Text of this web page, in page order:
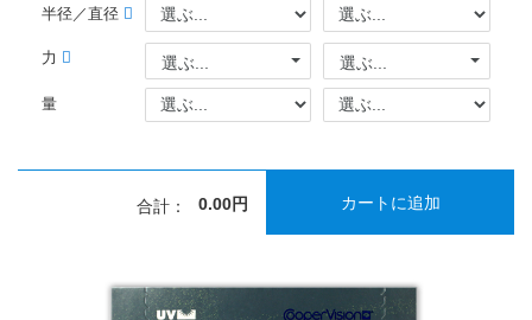
半径／直径
力 選ぶ... 選ぶ...
量
合計： 0.00円 カートに追加